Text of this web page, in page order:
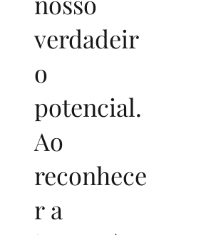
verdadeir
o
potencial.
Ao
reconhece
r a